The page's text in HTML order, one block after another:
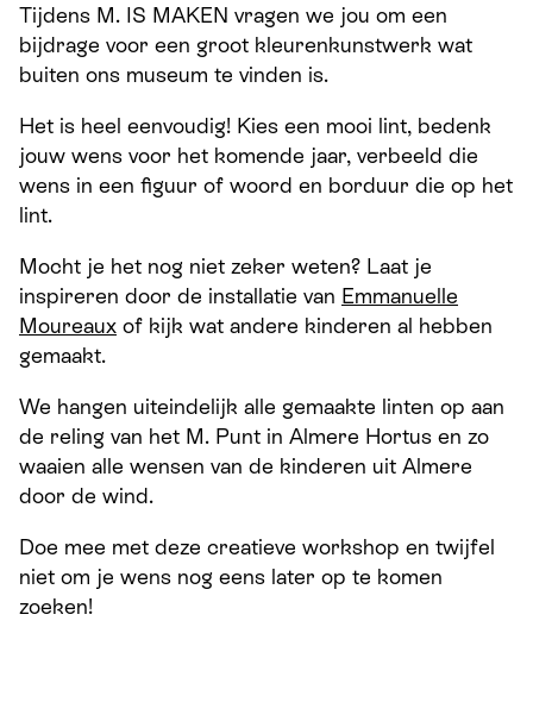
Tijdens M. IS MAKEN vragen we jou om een
bijdrage voor een groot kleurenkunstwerk wat
buiten ons museum te vinden is.
Het is heel eenvoudig! Kies een mooi lint, bedenk
jouw wens voor het komende jaar, verbeeld die
wens in een figuur of woord en borduur die op het
lint.
Mocht je het nog niet zeker weten? Laat je
inspireren door de installatie van Emmanuelle
Moureaux of kijk wat andere kinderen al hebben
gemaakt.
We hangen uiteindelijk alle gemaakte linten op aan
de reling van het M. Punt in Almere Hortus en zo
waaien alle wensen van de kinderen uit Almere
door de wind.
Doe mee met deze creatieve workshop en twijfel
niet om je wens nog eens later op te komen
zoeken!